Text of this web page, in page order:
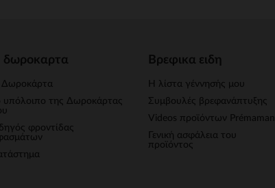
δωροκαρτα
Δωροκάρτα
υπόλοιπο της Δωροκάρτας
φροντίδας
Βρεφικα ειδη
Η λίστα γέννησής μου
Συμβουλές βρεφανάπτυξης
Videos προϊόντων Prémaman
Γενική ασφάλεια του
προϊόντος